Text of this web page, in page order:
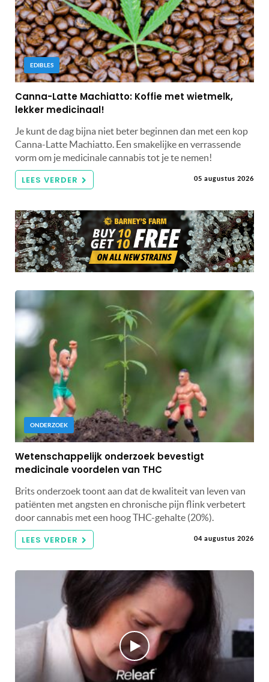
EDIBLES
Canna-Latte Machiatto: Koffie met wietmelk,
lekker medicinaal!
Je kunt de dag bijna niet beter beginnen dan met een kop
Canna-Latte Machiatto. Een smakelijke en verrassende
vorm om je medicinale cannabis tot je te nemen!
LEES VERDER 05 augustus 2026
ONDERZOEK
Wetenschappelijk onderzoek bevestigt
medicinale voordelen van THC
Brits onderzoek toont aan dat de kwaliteit van leven van
patiënten met angsten en chronische pijn flink verbetert
door cannabis met een hoog THC-gehalte (20%).
LEES VERDER 04 augustus 2026